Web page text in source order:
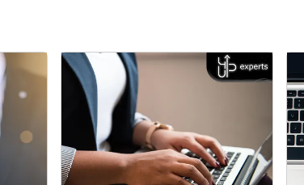
Elaborar Logo marca na
Bahia
Elaborar Logo marca na
Bahia